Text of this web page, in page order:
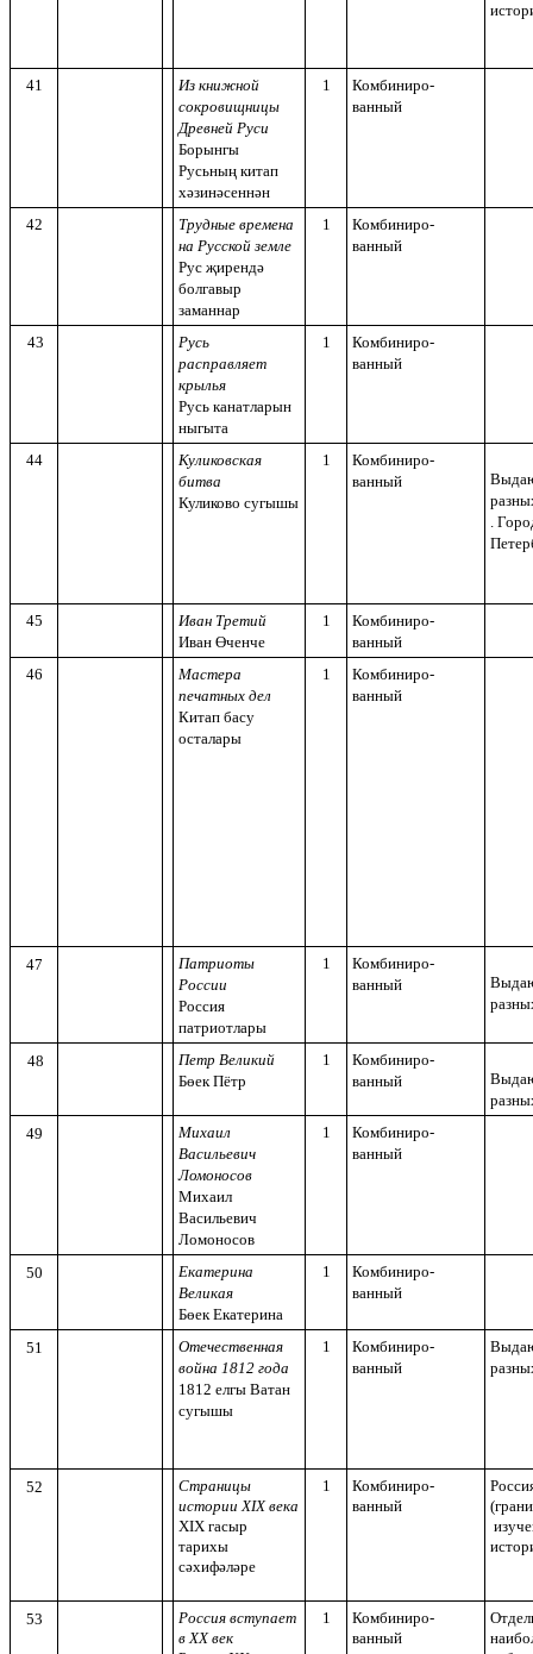
41
Из книжной
сокровищницы
Древней Руси
Борынгы
Русьның китап
хәзинәсеннән
1
Комбиниро-
ванный
42
Трудные времена
на Русской земле
Рус җирендә
болгавыр
заманнар
1
Комбиниро-
ванный
43
Русь
расправляет
крылья
Русь канатларын
ныгыта
1
Комбиниро-
ванный
44
Куликовская
битва
Куликово сугышы
1
Комбиниро-
ванный
.
45
Иван Третий
Иван Өченче
1
Комбиниро-
ванный
46
Мастера
печатных дел
Китап басу
осталары
1
Комбиниро-
ванный
47
Патриоты
России
Россия
патриотлары
1
Комбиниро-
ванный
48
Петр Великий
Бөек Пётр
1
Комбиниро-
ванный
49
Михаил
Васильевич
Ломоносов
Михаил
Васильевич
Ломоносов
1
Комбиниро-
ванный
50
Екатерина
Великая
Бөек Екатерина
1
Комбиниро-
ванный
51
Отечественная
война 1812 года
1812 елгы Ватан
сугышы
1
Комбиниро-
ванный
52
Страницы
истории XIX века
XIX гасыр
тарихы
сәхифәләре
1
Комбиниро-
ванный
53
Россия вступает
в XX век
1
Комбиниро-
ванный